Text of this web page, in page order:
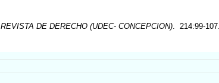
REVISTA DE DERECHO (UDEC- CONCEPCION). 214:99-107.